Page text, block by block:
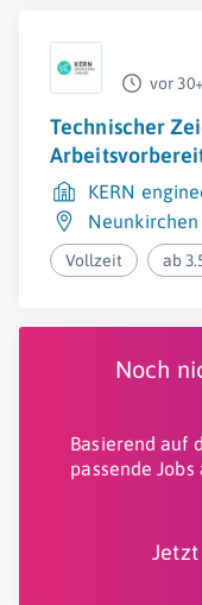
vor
Technischer
KERN
Neunkirchen
Vollzeit ab
Noch
Basierend auf
passende